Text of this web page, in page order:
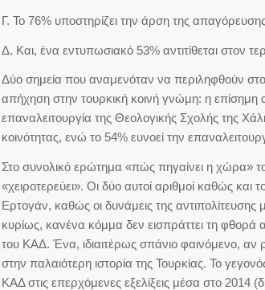
Γ. Το 76% υποστηρίζει την άρση της
Δ. Και, ένα εντυπωσιακό 53% αντιτίθεται στον
Δύο σημεία που αναμενόταν να περιληφθούν
απήχηση στην τουρκική κοινή γνώμη: η
επαναλειτουργία της Θεολογικής Σχολής της
κοινότητας, ενώ το 54% ευνοεί την
Στο συνολικό ερώτημα «πώς πηγαίνει η χώρα»
«χειροτερεύει». Οι δύο αυτοί αριθμοί καθώς
Ερτογάν, καθώς οι δυνάμεις της
κυρίως, κανένα κόμμα δεν εισπράττει τη φθορά
του ΚΑΔ. Ένα, ιδιαιτέρως σπάνιο φαινόμενο, αν
στην παλαιότερη ιστορία της Τουρκίας. Το
ΚΑΔ στις επερχόμενες εξελίξεις μέσα στο 2014